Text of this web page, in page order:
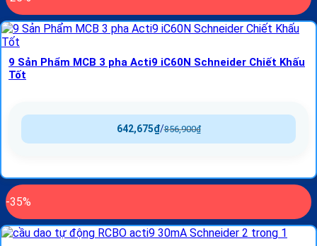
9 Sản Phẩm MCB 3 pha Acti9 iC60N Schneider Chiết Khấu
Tốt
856,900₫
/
642,675₫
-35%